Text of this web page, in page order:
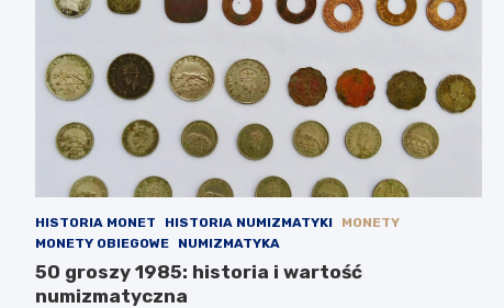
HISTORIA MONET HISTORIA NUMIZMATYKI
MONETY
MONETY OBIEGOWE
NUMIZMATYKA
50 groszy 1985: historia i wartość
numizmatyczna